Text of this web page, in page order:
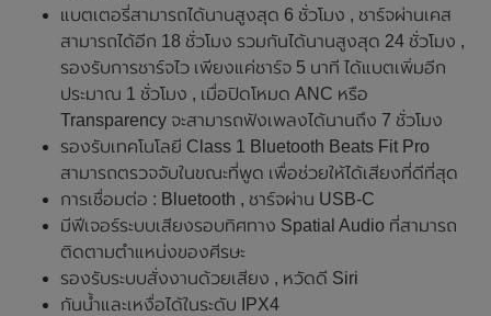
แบตเตอรี่สามารถได้นานสูงสุด 6 ชั่วโมง , ชาร์จผ่านเคส
สามารถได้อีก 18 ชั่วโมง รวมกันได้นานสูงสุด 24 ชั่วโมง ,
รองรับการชาร์จไว เพียงแค่ชาร์จ 5 นาที ได้แบตเพิ่มอีก
ประมาณ 1 ชั่วโมง , เมื่อปิดโหมด ANC หรือ
Transparency จะสามารถฟังเพลงได้นานถึง 7 ชั่วโมง
รองรับเทคโนโลยี Class 1 Bluetooth Beats Fit Pro
สามารถตรวจจับในขณะที่พูด เพื่อช่วยให้ได้เสียงที่ดีที่สุด
การเชื่อมต่อ : Bluetooth , ชาร์จผ่าน USB-C
มีฟีเจอร์ระบบเสียงรอบทิศทาง Spatial Audio ที่สามารถ
ติดตามตำแหน่งของศีรษะ
รองรับระบบสั่งงานด้วยเสียง , หวัดดี Siri
กันน้ำและเหงื่อได้ในระดับ IPX4